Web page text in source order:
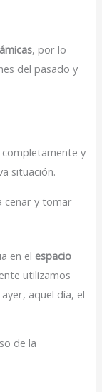
, por lo
del pasado y
y
situación.
cenar y tomar
en el espacio
utilizamos
aquel día, el
de la